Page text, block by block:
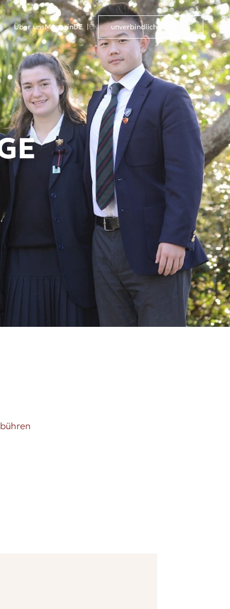
Über unsMagazinDE EN unverbindliche Anfrage